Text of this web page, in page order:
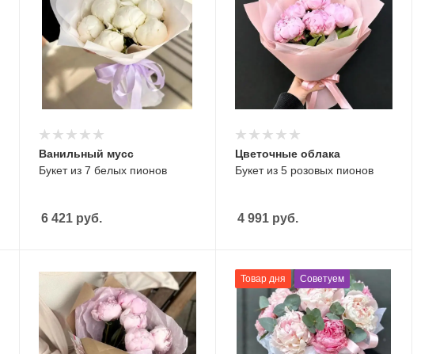
Букет из 7 белых пионов
Ванильный мусс
6 421руб.
Букет из 5 розовых пионов
Цветочные облака
4 991руб.
Товар дня Советуем